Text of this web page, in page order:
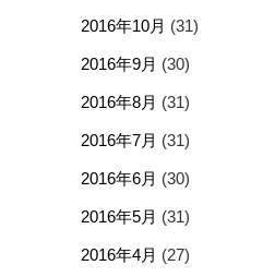
2016年10月 (31)
2016年9月 (30)
2016年8月 (31)
2016年7月 (31)
2016年6月 (30)
2016年5月 (31)
2016年4月 (27)